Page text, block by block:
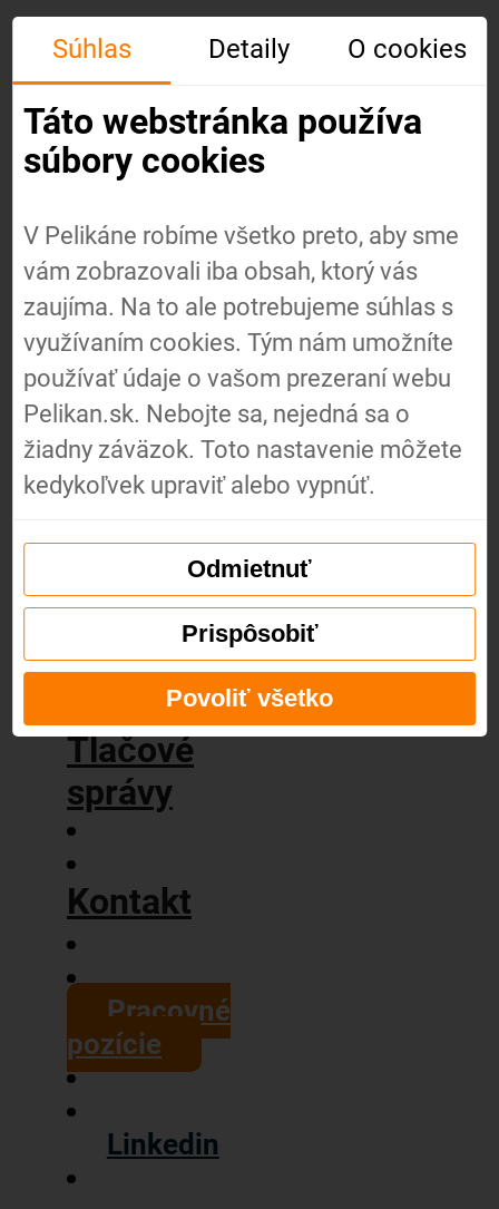
Úvod
O nás
Náš
príbeh
Naše
hodnoty
Tlačové
správy
Kontakt
Pracovné
pozície
Linkedin
Súhlas Detaily O cookies
Táto webstránka používa
súbory cookies
V Pelikáne robíme všetko preto, aby sme
vám zobrazovali iba obsah, ktorý vás
zaujíma. Na to ale potrebujeme súhlas s
využívaním cookies. Tým nám umožníte
používať údaje o vašom prezeraní webu
Pelikan.sk. Nebojte sa, nejedná sa o
žiadny záväzok. Toto nastavenie môžete
kedykoľvek upraviť alebo vypnúť.
Odmietnuť
Prispôsobiť
Povoliť všetko